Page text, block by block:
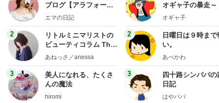
ブログ【アラフォー会
社売却セカンドライ
エマの日記
2
リトルミニマリストの
ビューティコラム The
little minimalist's bea
あねっさ／anessa
3
美人になれる、たくさ
んの魔法
hiromi
オギャ子の暴走～
オギャ子
2
日曜日は９時まで
い。
あべかわ
3
四十路シンパパの
日記
はやパパ